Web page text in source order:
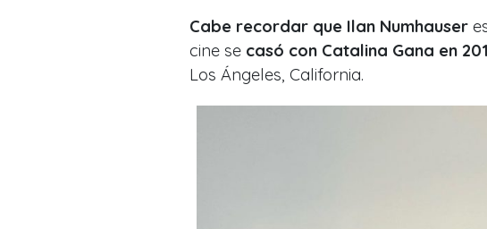
Cabe recordar que Ilan Numhauser
cine se casó con Catalina Gana en
Los Ángeles, California.